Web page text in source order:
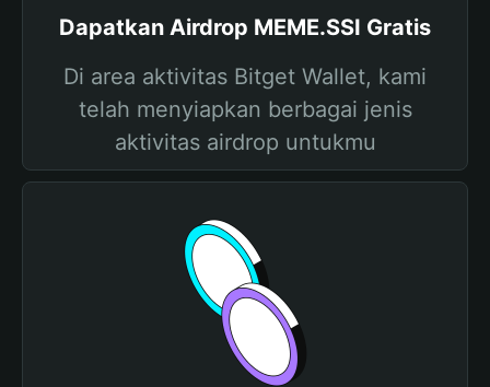
Dapatkan Airdrop MEME.SSI Gratis
Di area aktivitas Bitget Wallet, kami
telah menyiapkan berbagai jenis
aktivitas airdrop untukmu